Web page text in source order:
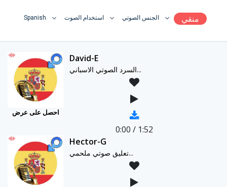
Spanish استخدام الصوت الجنس الصوتي منقي
احصل على عرض
David-E
السرد الصوتي الاسباني...
0:00 / 1:52
Hector-G
تعليق صوتي ملحمي...